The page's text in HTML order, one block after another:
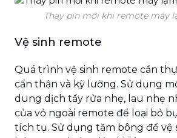
Thay pin mới khi remote máy
Vệ sinh remote
Quá trình vệ sinh remote cần
cẩn thận và kỹ lưỡng. Sử dụng
dung dịch tẩy rửa nhẹ, lau nhẹ
của vỏ ngoài remote để loại bỏ
tích tụ. Sử dụng tăm bông để vệ